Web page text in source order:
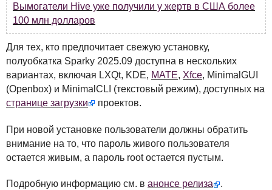
Вымогатели Hive уже получили у жертв в США более
100 млн долларов
Для тех, кто предпочитает свежую установку,
полуобкатка Sparky 2025.09 доступна в нескольких
вариантах, включая LXQt, KDE, MATE, Xfce, MinimalGUI
(Openbox) и MinimalCLI (текстовый режим), доступных на
странице загрузки
проектов.
При новой установке пользователи должны обратить
внимание на то, что пароль живого пользователя
остается живым, а пароль root остается пустым.
Подробную информацию см. в анонсе релиза .